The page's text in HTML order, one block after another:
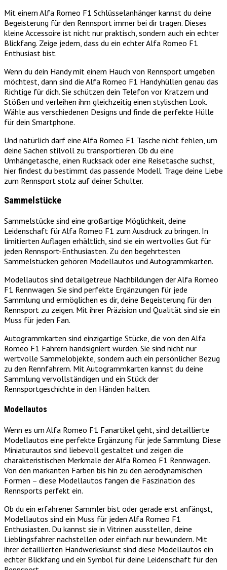
Mit einem Alfa Romeo F1 Schlüsselanhänger kannst du deine
Begeisterung für den Rennsport immer bei dir tragen. Dieses
kleine Accessoire ist nicht nur praktisch, sondern auch ein echter
Blickfang. Zeige jedem, dass du ein echter Alfa Romeo F1
Enthusiast bist.
Wenn du dein Handy mit einem Hauch von Rennsport umgeben
möchtest, dann sind die Alfa Romeo F1 Handyhüllen genau das
Richtige für dich. Sie schützen dein Telefon vor Kratzern und
Stößen und verleihen ihm gleichzeitig einen stylischen Look.
Wähle aus verschiedenen Designs und finde die perfekte Hülle
für dein Smartphone.
Und natürlich darf eine Alfa Romeo F1 Tasche nicht fehlen, um
deine Sachen stilvoll zu transportieren. Ob du eine
Umhängetasche, einen Rucksack oder eine Reisetasche suchst,
hier findest du bestimmt das passende Modell. Trage deine Liebe
zum Rennsport stolz auf deiner Schulter.
Sammelstücke
Sammelstücke sind eine großartige Möglichkeit, deine
Leidenschaft für Alfa Romeo F1 zum Ausdruck zu bringen. In
limitierten Auflagen erhältlich, sind sie ein wertvolles Gut für
jeden Rennsport-Enthusiasten. Zu den begehrtesten
Sammelstücken gehören Modellautos und Autogrammkarten.
Modellautos sind detailgetreue Nachbildungen der Alfa Romeo
F1 Rennwagen. Sie sind perfekte Ergänzungen für jede
Sammlung und ermöglichen es dir, deine Begeisterung für den
Rennsport zu zeigen. Mit ihrer Präzision und Qualität sind sie ein
Muss für jeden Fan.
Autogrammkarten sind einzigartige Stücke, die von den Alfa
Romeo F1 Fahrern handsigniert wurden. Sie sind nicht nur
wertvolle Sammelobjekte, sondern auch ein persönlicher Bezug
zu den Rennfahrern. Mit Autogrammkarten kannst du deine
Sammlung vervollständigen und ein Stück der
Rennsportgeschichte in den Händen halten.
Modellautos
Wenn es um Alfa Romeo F1 Fanartikel geht, sind detaillierte
Modellautos eine perfekte Ergänzung für jede Sammlung. Diese
Miniaturautos sind liebevoll gestaltet und zeigen die
charakteristischen Merkmale der Alfa Romeo F1 Rennwagen.
Von den markanten Farben bis hin zu den aerodynamischen
Formen – diese Modellautos fangen die Faszination des
Rennsports perfekt ein.
Ob du ein erfahrener Sammler bist oder gerade erst anfängst,
Modellautos sind ein Muss für jeden Alfa Romeo F1
Enthusiasten. Du kannst sie in Vitrinen ausstellen, deine
Lieblingsfahrer nachstellen oder einfach nur bewundern. Mit
ihrer detaillierten Handwerkskunst sind diese Modellautos ein
echter Blickfang und ein Symbol für deine Leidenschaft für den